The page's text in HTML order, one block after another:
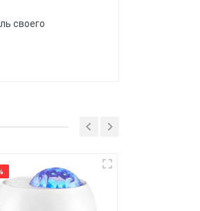
своего